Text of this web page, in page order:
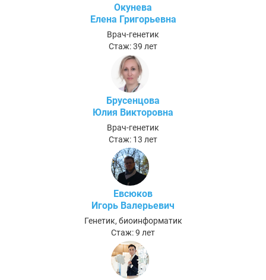
Окунева
Елена Григорьевна
Врач-генетик
Стаж: 39 лет
Брусенцова
Юлия Викторовна
Врач-генетик
Стаж: 13 лет
Евсюков
Игорь Валерьевич
Генетик, биоинформатик
Стаж: 9 лет